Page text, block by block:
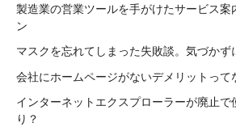
製造業の営業ツールを手がけたサービス案
ン
マスクを忘れてしまった失敗談。気づか
会社にホームページがないデメリットって
インターネットエクスプローラーが廃止で
り？